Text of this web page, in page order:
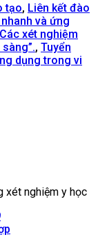
tạo, Liên kết đào
và ứng
xét nghiệm
, Tuyển
dụng trong vi
xét nghiệm y học